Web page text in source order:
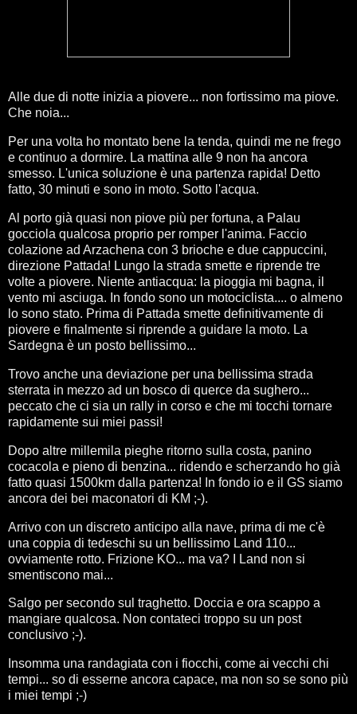
Alle due di notte inizia a piovere... non fortissimo ma piove.
Che noia...
Per una volta ho montato bene la tenda, quindi me ne frego
e continuo a dormire. La mattina alle 9 non ha ancora
smesso. L'unica soluzione è una partenza rapida! Detto
fatto, 30 minuti e sono in moto. Sotto l'acqua.
Al porto già quasi non piove più per fortuna, a Palau
gocciola qualcosa proprio per romper l'anima. Faccio
colazione ad Arzachena con 3 brioche e due cappuccini,
direzione Pattada! Lungo la strada smette e riprende tre
volte a piovere. Niente antiacqua: la pioggia mi bagna, il
vento mi asciuga. In fondo sono un motociclista.... o almeno
lo sono stato. Prima di Pattada smette definitivamente di
piovere e finalmente si riprende a guidare la moto. La
Sardegna è un posto bellissimo...
Trovo anche una deviazione per una bellissima strada
sterrata in mezzo ad un bosco di querce da sughero...
peccato che ci sia un rally in corso e che mi tocchi tornare
rapidamente sui miei passi!
Dopo altre millemila pieghe ritorno sulla costa, panino
cocacola e pieno di benzina... ridendo e scherzando ho già
fatto quasi 1500km dalla partenza! In fondo io e il GS siamo
ancora dei bei maconatori di KM ;-).
Arrivo con un discreto anticipo alla nave, prima di me c'è
una coppia di tedeschi su un bellissimo Land 110...
ovviamente rotto. Frizione KO... ma va? I Land non si
smentiscono mai...
Salgo per secondo sul traghetto. Doccia e ora scappo a
mangiare qualcosa. Non contateci troppo su un post
conclusivo ;-).
Insomma una randagiata con i fiocchi, come ai vecchi chi
tempi... so di esserne ancora capace, ma non so se sono più
i miei tempi ;-)